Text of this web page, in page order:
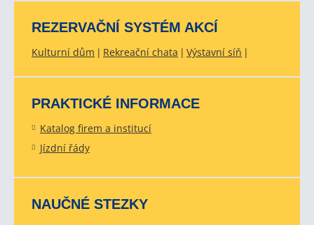
REZERVAČNÍ SYSTÉM AKCÍ
Kulturní dům Rekreační chata Výstavní síň
PRAKTICKÉ INFORMACE
Katalog firem a institucí
Jízdní řády
NAUČNÉ STEZKY